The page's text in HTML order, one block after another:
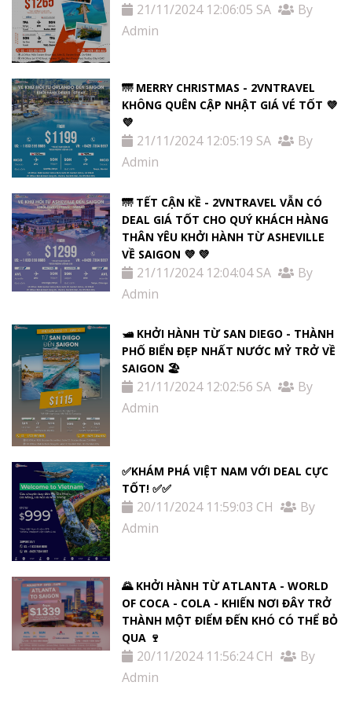
21/11/2024 12:06:05 SA
By
Admin
🌁 MERRY CHRISTMAS - 2VNTRAVEL
KHÔNG QUÊN CẬP NHẬT GIÁ VÉ TỐT 💜
💜
21/11/2024 12:05:19 SA
By
Admin
🌁 TẾT CẬN KỀ - 2VNTRAVEL VẪN CÓ
DEAL GIÁ TỐT CHO QUÝ KHÁCH HÀNG
THÂN YÊU KHỞI HÀNH TỪ ASHEVILLE
VỀ SAIGON 💜 💜
21/11/2024 12:04:04 SA
By
Admin
🛥️ KHỞI HÀNH TỪ SAN DIEGO - THÀNH
PHỐ BIỂN ĐẸP NHẤT NƯỚC MỶ TRỞ VỀ
SAIGON 🏖️
21/11/2024 12:02:56 SA
By
Admin
✅KHÁM PHÁ VIỆT NAM VỚI DEAL CỰC
TỐT! ✅✅
20/11/2024 11:59:03 CH
By
Admin
🌄 KHỞI HÀNH TỪ ATLANTA - WORLD
OF COCA - COLA - KHIẾN NƠI ĐÂY TRỞ
THÀNH MỘT ĐIỂM ĐẾN KHÓ CÓ THỂ BỎ
QUA 🍷
20/11/2024 11:56:24 CH
By
Admin